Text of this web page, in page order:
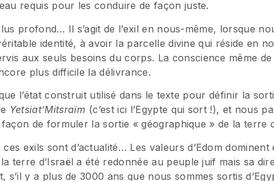
requis pour les conduire de façon juste.
profond… Il s’agit de l’exil en nous-même, lorsque
identité, à avoir la parcelle divine qui réside en
aux seuls besoins du corps. La conscience même
plus difficile la délivrance.
l’état construit utilisé dans le texte pour définir la
Yetsiat’Mitsraïm (c’est ici l’Egypte qui sort !), et nous
de formuler la sortie « géographique » de la terre
exils sont d’actualité… Les valeurs d’Edom
terre d’Israël a été redonnée au peuple juif mais sa
s’il y a plus de 3000 ans que nous sommes sortis